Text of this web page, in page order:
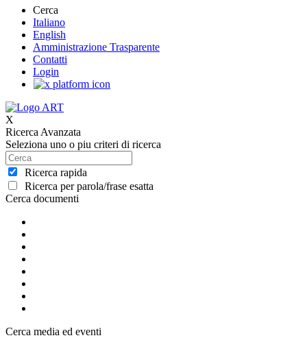
Cerca
Italiano
English
Amministrazione Trasparente
Contatti
Login
X
Ricerca Avanzata
Seleziona uno o piu criteri di ricerca
Ricerca rapida
Ricerca per parola/frase esatta
Cerca documenti
Cerca media ed eventi